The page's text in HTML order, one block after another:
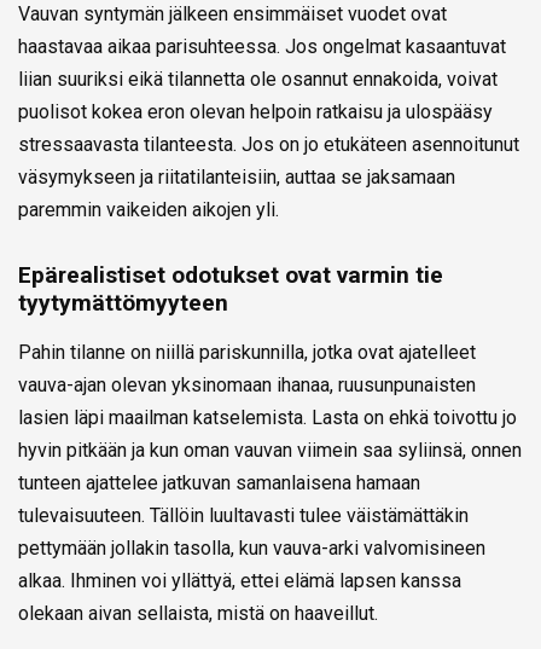
Vauvan syntymän jälkeen ensimmäiset vuodet ovat
haastavaa aikaa parisuhteessa. Jos ongelmat kasaantuvat
liian suuriksi eikä tilannetta ole osannut ennakoida, voivat
puolisot kokea eron olevan helpoin ratkaisu ja ulospääsy
stressaavasta tilanteesta. Jos on jo etukäteen asennoitunut
väsymykseen ja riitatilanteisiin, auttaa se jaksamaan
paremmin vaikeiden aikojen yli.
Epärealistiset odotukset ovat varmin tie
tyytymättömyyteen
Pahin tilanne on niillä pariskunnilla, jotka ovat ajatelleet
vauva-ajan olevan yksinomaan ihanaa, ruusunpunaisten
lasien läpi maailman katselemista. Lasta on ehkä toivottu jo
hyvin pitkään ja kun oman vauvan viimein saa syliinsä, onnen
tunteen ajattelee jatkuvan samanlaisena hamaan
tulevaisuuteen. Tällöin luultavasti tulee väistämättäkin
pettymään jollakin tasolla, kun vauva-arki valvomisineen
alkaa. Ihminen voi yllättyä, ettei elämä lapsen kanssa
olekaan aivan sellaista, mistä on haaveillut.